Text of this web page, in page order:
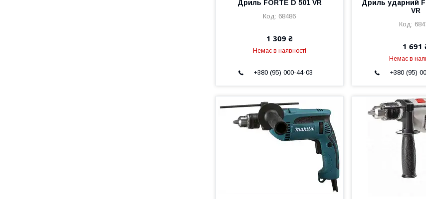
Дриль FORTE D 501 VR
68486
1 309 ₴
Немає в наявності
+380 (95) 000-44-03
Дриль ударний
VR
1 691
Немає в
+380 (95)